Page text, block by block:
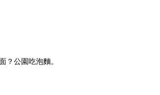
？公園吃泡麵。